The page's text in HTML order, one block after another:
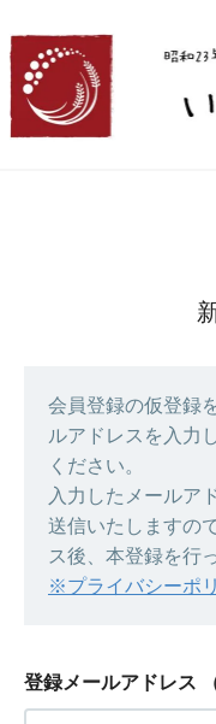
会員登録の仮登録
ルアドレスを入力
ください。
入力したメールア
送信いたしますの
ス後、本登録を行
※プライバシーポ
登録メールアドレス